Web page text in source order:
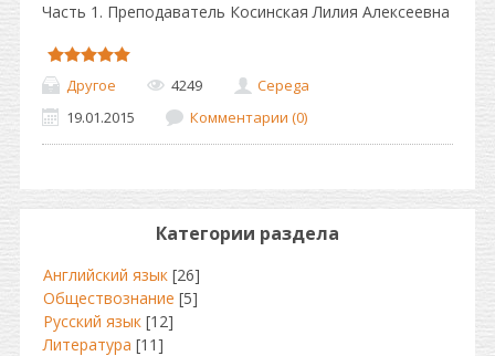
Часть 1. Преподаватель Косинская Лилия Алексеевна
Другое 4249
Cepega
19.01.2015
Комментарии (0)
Категории раздела
Английский язык [26]
Обществознание [5]
Русский язык [12]
Литература [11]